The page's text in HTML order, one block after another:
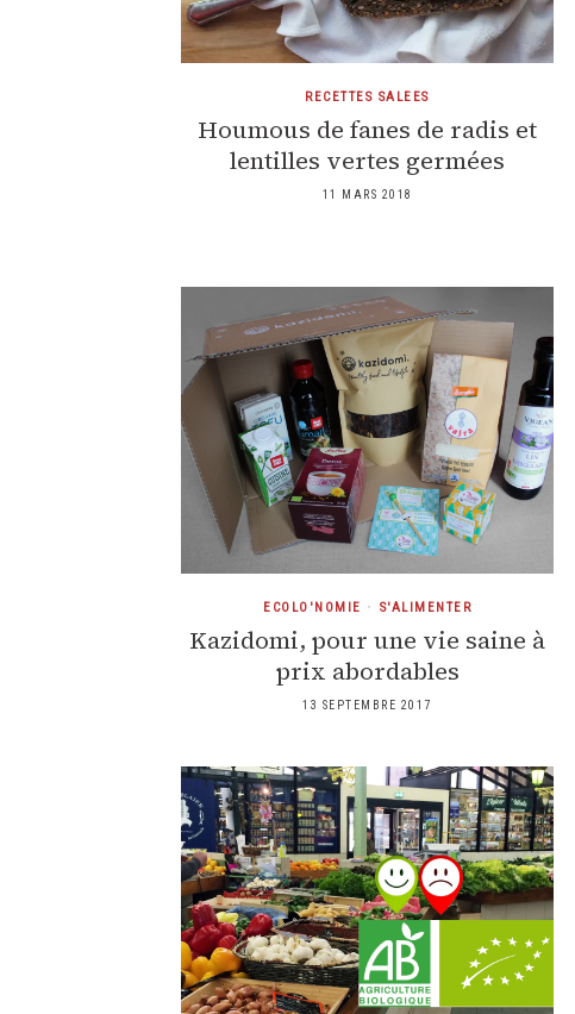
RECETTES SALEES
Houmous de fanes de radis et
lentilles vertes germées
11 MARS 2018
ECOLO'NOMIE • S'ALIMENTER
Kazidomi, pour une vie saine à
prix abordables
13 SEPTEMBRE 2017